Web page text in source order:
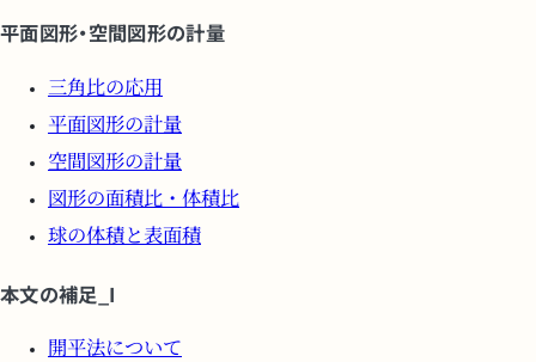
平面図形・空間図形の計量
三角比の応用
平面図形の計量
空間図形の計量
図形の面積比・体積比
球の体積と表面積
本文の補足_I
開平法について